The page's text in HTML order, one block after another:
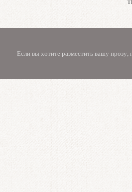
Если вы хотите разместить вашу